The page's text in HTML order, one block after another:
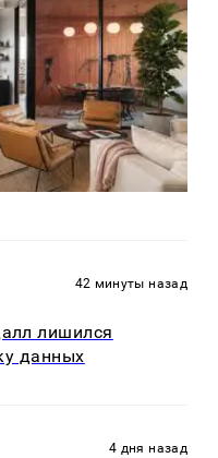
42 минуты назад
лишился
данных
4 дня назад